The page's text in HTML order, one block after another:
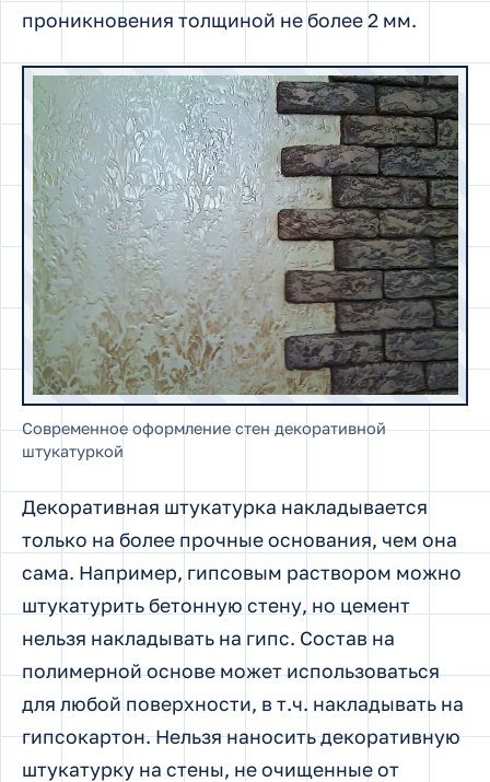
проникновения толщиной не более 2 мм.
Современное оформление стен декоративной
штукатуркой
Декоративная штукатурка накладывается
только на более прочные основания, чем она
сама. Например, гипсовым раствором можно
штукатурить бетонную стену, но цемент
нельзя накладывать на гипс. Состав на
полимерной основе может использоваться
для любой поверхности, в т.ч. накладывать на
гипсокартон. Нельзя наносить декоративную
штукатурку на стены, не очищенные от